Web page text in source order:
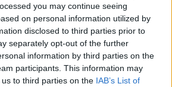
you may continue seeing
on personal information utilized by
disclosed to third parties prior to
separately opt-out of the further
information by third parties on the
participants. This information may
to third parties on the IAB’s List of
Helsinki
Ho Chi Minh City
Houston Hua Hin